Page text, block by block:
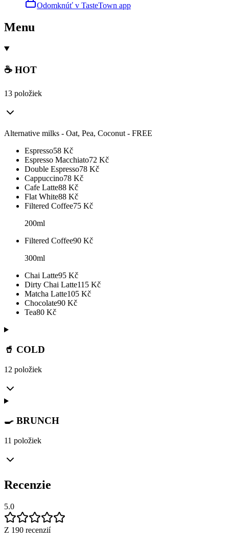
Odomknúť v TasteTown app
Menu
☕ HOT
13 položiek
Alternative milks - Oat, Pea, Coconut - FREE
Espresso58 Kč
Espresso Macchiato72 Kč
Double Espresso78 Kč
Cappuccino78 Kč
Cafe Latte88 Kč
Flat White88 Kč
Filtered Coffee75 Kč
200ml
Filtered Coffee90 Kč
300ml
Chai Latte95 Kč
Dirty Chai Latte115 Kč
Matcha Latte105 Kč
Chocolate90 Kč
Tea80 Kč
🥤 COLD
12 položiek
🍳 BRUNCH
11 položiek
Recenzie
5.0
Z 190 recenzií